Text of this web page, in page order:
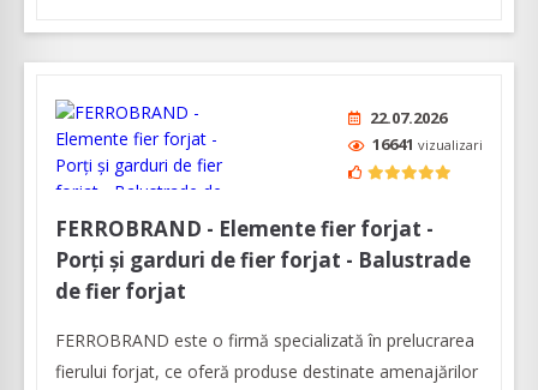
22.07.2026
16641 vizualizari
FERROBRAND - Elemente fier forjat -
Porți și garduri de fier forjat - Balustrade
de fier forjat
FERROBRAND este o firmă specializată în prelucrarea
fierului forjat, ce oferă produse destinate amenajărilor